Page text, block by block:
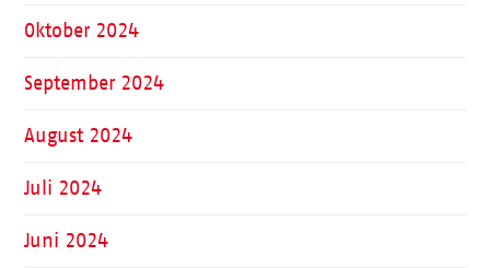
Oktober 2024
September 2024
August 2024
Juli 2024
Juni 2024